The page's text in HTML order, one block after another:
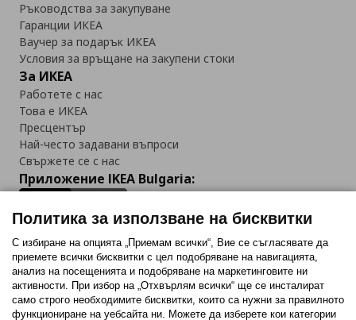
Ръководства за закупуване
Гаранции ИКЕА
Ваучер за подарък ИКЕА
Условия за връщане на закупени стоки
За ИКЕА
Работете с нас
Това е ИКЕА
Пресцентър
Най-често задавани въпроси
Свържете се с нас
Приложение IKEA Bulgaria:
Последвайте ни:
FacebookTwitterYoutubePinterestInstagram
Политика за използване на бисквитки
С избиране на опцията „Приемам всички“, Вие се съгласявате да
приемете всички бисквитки с цел подобряване на навигацията,
анализ на посещенията и подобряване на маркетинговите ни
активности. При избор на „Отхвърлям всички“ ще се инсталират
само строго необходимитe бисквитки, които са нужни за правилното
функциониране на уебсайта ни. Можете да изберете кои категории